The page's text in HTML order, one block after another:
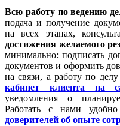
Всю работу по ведению
подача и получение
на всех этапах,
достижения желаемого
минимально: подписать
документов и оформить
на связи, а работу по
кабинет клиента на
уведомления о
Работать с нами
доверителей об опыте